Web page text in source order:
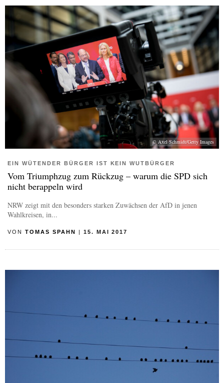
© Axel Schmidt/Getty Images
EIN WÜTENDER BÜRGER IST KEIN WUTBÜRGER
Vom Triumphzug zum Rückzug – warum die SPD sich
nicht berappeln wird
NRW zeigt mit den besonders starken Zuwächsen der AfD in jenen
Wahlkreisen, in...
VON TOMAS SPAHN | 15. MAI 2017